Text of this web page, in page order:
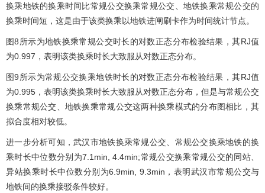
换乘地铁的换乘时间比常规公交换乘常规公交、地铁换乘常规公交的
换乘时间短，这是由于该类换乘以地铁进闸刷卡作为时间统计节点。
图8所示为地铁换乘常规公交时长的对数正态分布检验结果，其RJ值
为0.997，表明该类换乘时长大致服从对数正态分布。
图9所示为常规公交换乘地铁时长的对数正态分布检验结果，其RJ值
为0.995，表明该类换乘时长大致服从对数正态分布，但是与常规公交
换乘常规公交、地铁换乘常规公交这两种换乘模式的分布图相比，其
拟合度相对较低。
进一步分析可知，武汉市地铁换乘常规公交、常规公交换乘地铁的换
乘时长中位数分别为7.1min, 4.4min;常规公交换乘常规公交的同站、
异站换乘时长中位数分别为6.9min, 9.3min，表明武汉市常规公交与
地铁间的换乘接驳条件较好。